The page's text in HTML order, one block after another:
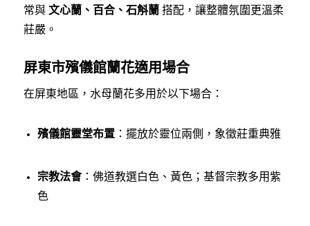
常與 文心蘭、百合、石斛蘭 搭配，讓整體氛圍更溫柔
莊嚴。
屏東市殯儀館蘭花適用場合
在屏東地區，水母蘭花多用於以下場合：
殯儀館靈堂布置：擺放於靈位兩側，象徵莊重典雅
宗教法會：佛道教選白色、黃色；基督宗教多用紫
色